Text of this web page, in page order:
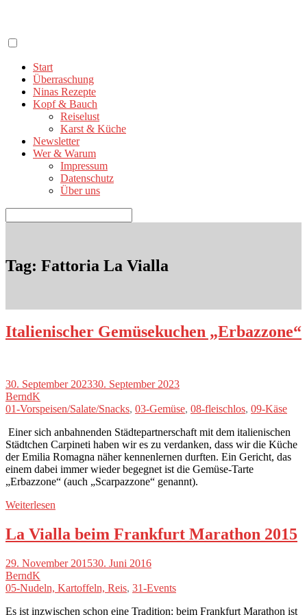
springen
Start
Überraschung
Ninas Rezepte
Kopf & Bauch
Reiselust
Karst & Küche
Newsletter
Wer & Warum
Impressum
Datenschutz
Über uns
nach:
Tag: Fattoria La Vialla
Italienischer Gemüsekuchen „Erbazzone“
30. September 202330. September 2023
BerndK
01-Vorspeisen/Salate/Snacks, 03-Gemüse, 08-fleischlos, 09-Käse
Einer sich anbahnenden Städtepartnerschaft mit dem italienischen
Städtchen Carpineti haben wir es zu verdanken, dass wir die Küche
der Emilia Romagna näher kennenlernen durften. Ein Gericht, das
einem dabei immer wieder begegnet ist die Gemüse-Tarte
„Erbazzone“ (auch „Scarpazzone“ genannt).
Weiterlesen
La Vialla beim Frankfurt Marathon 2015
29. November 201530. Juni 2016
BerndK
05-Nudeln, Kartoffeln, Reis, 31-Events
Es ist inzwischen schon eine Tradition: beim Frankfurt Marathon ist